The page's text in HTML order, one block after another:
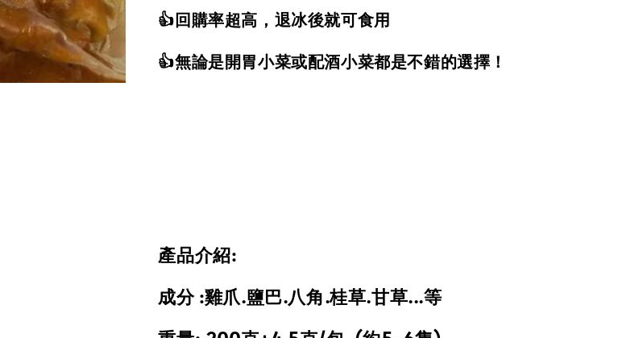
👍回購率超高，退冰後就可食用
👍無論是開胃小菜或配酒小菜都是不錯的選擇！
產品介紹:
成分 :雞爪.鹽巴.八角.桂草.甘草...等